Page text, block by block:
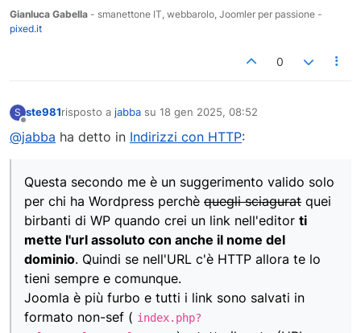
Gianluca Gabella - smanettone IT, webbarolo, Joomler per passione -
pixed.it
0
S ste981risposto a jabba su 18 gen 2025, 08:52
ultima modifica di
@jabba ha detto in Indirizzi con HTTP:
Questa secondo me è un suggerimento valido solo
per chi ha Wordpress perchè quegli sciagurat quei
birbanti di WP quando crei un link nell'editor ti
mette l'url assoluto con anche il nome del
dominio. Quindi se nell'URL c'è HTTP allora te lo
tieni sempre e comunque.
Joomla è più furbo e tutti i link sono salvati in
formato non-sef ( index.php?